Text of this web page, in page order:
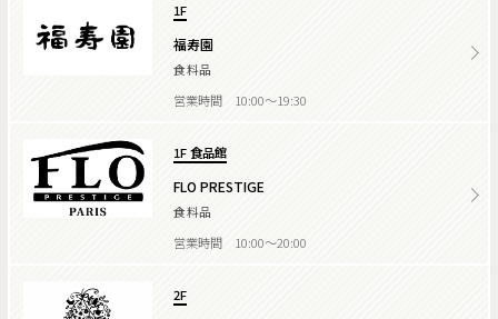
1F
福寿園
食料品
営業時間 10:00～19:30
1F 食品館
FLO PRESTIGE
食料品
営業時間 10:00～20:00
2F